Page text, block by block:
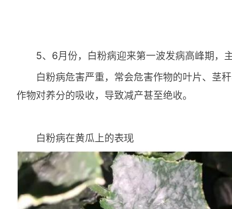
5、6月份，白粉病迎来第一波发病高峰期，
白粉病危害严重，常会危害作物的叶片、茎
作物对养分的吸收，导致减产甚至绝收。
白粉病在黄瓜上的表现